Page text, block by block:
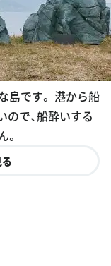
島です。 港から船
で、船酔いする